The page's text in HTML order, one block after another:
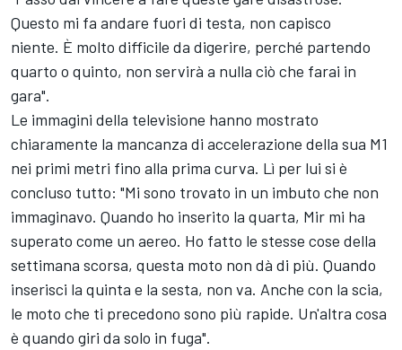
Questo mi fa andare fuori di testa, non capisco
niente. È molto difficile da digerire, perché partendo
quarto o quinto, non servirà a nulla ciò che farai in
gara".
Le immagini della televisione hanno mostrato
chiaramente la mancanza di accelerazione della sua M1
nei primi metri fino alla prima curva. Lì per lui si è
concluso tutto: "Mi sono trovato in un imbuto che non
immaginavo. Quando ho inserito la quarta, Mir mi ha
superato come un aereo. Ho fatto le stesse cose della
settimana scorsa, questa moto non dà di più. Quando
inserisci la quinta e la sesta, non va. Anche con la scia,
le moto che ti precedono sono più rapide. Un'altra cosa
è quando giri da solo in fuga".